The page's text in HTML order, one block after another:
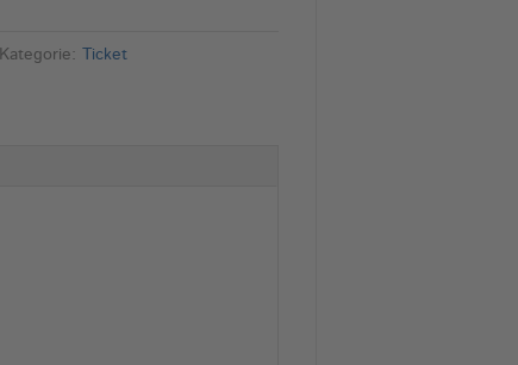
Kategorie: Ticket